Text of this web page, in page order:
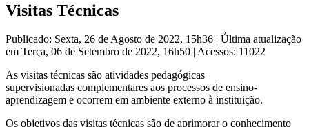
Visitas Técnicas
Publicado: Sexta, 26 de Agosto de 2022, 15h36 | Última atualização
em Terça, 06 de Setembro de 2022, 16h50 | Acessos: 11022
As visitas técnicas são atividades pedagógicas
supervisionadas complementares aos processos de ensino-
aprendizagem e ocorrem em ambiente externo à instituição.
Os objetivos das visitas técnicas são de aprimorar o conhecimento